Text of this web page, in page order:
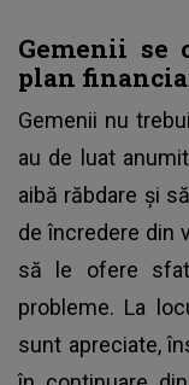
Gemenii se
plan
Gemenii nu
au de luat
aibă răbdare și
de încredere din
să le ofere
probleme. La
sunt apreciate,